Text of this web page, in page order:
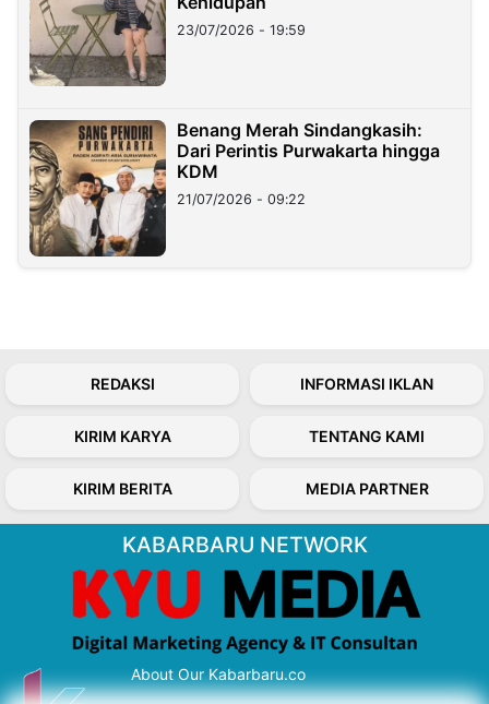
23/07/2026 - 19:59
Benang Merah Sindangkasih:
Dari Perintis Purwakarta hingga
KDM
21/07/2026 - 09:22
REDAKSI INFORMASI IKLAN
KIRIM KARYA TENTANG KAMI
KIRIM BERITA MEDIA PARTNER
KABARBARU NETWORK
About Our Kabarbaru.co